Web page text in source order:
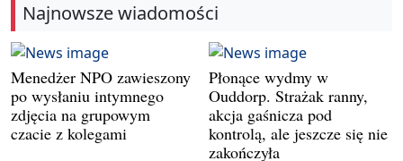
Najnowsze wiadomości
Menedżer NPO zawieszony
po wysłaniu intymnego
zdjęcia na grupowym
czacie z kolegami
Płonące wydmy w
Ouddorp. Strażak ranny,
akcja gaśnicza pod
kontrolą, ale jeszcze się nie
zakończyła